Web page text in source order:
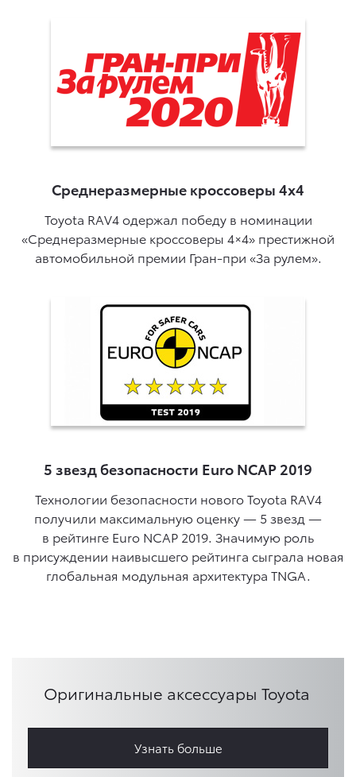
Среднеразмерные кроссоверы 4x4
Toyota RAV4 одержал победу в номинации
«Среднеразмерные кроссоверы 4×4» престижной
автомобильной премии Гран-при «За рулем».
5 звезд безопасности Euro NCAP 2019
Технологии безопасности нового Toyota RAV4
получили максимальную оценку — 5 звезд —
в рейтинге Euro NCAP 2019. Значимую роль
в присуждении наивысшего рейтинга сыграла новая
глобальная модульная архитектура TNGA.
Оригинальные аксессуары Toyota
Узнать больше